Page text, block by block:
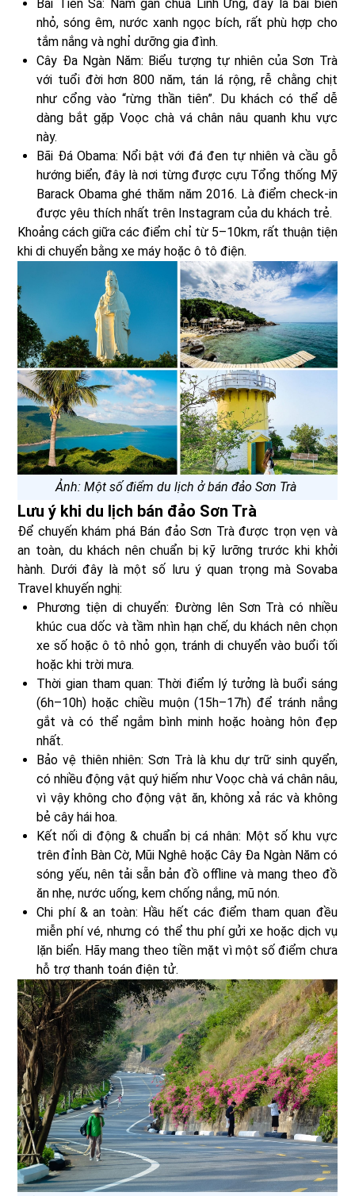
Bãi Tiên Sa: Nằm gần chùa Linh Ứng, đây là bãi biển
nhỏ, sóng êm, nước xanh ngọc bích, rất phù hợp cho
tắm nắng và nghỉ dưỡng gia đình.
Cây Đa Ngàn Năm: Biểu tượng tự nhiên của Sơn Trà
với tuổi đời hơn 800 năm, tán lá rộng, rễ chằng chịt
như cổng vào “rừng thần tiên”. Du khách có thể dễ
dàng bắt gặp Voọc chà vá chân nâu quanh khu vực
này.
Bãi Đá Obama: Nổi bật với đá đen tự nhiên và cầu gỗ
hướng biển, đây là nơi từng được cựu Tổng thống Mỹ
Barack Obama ghé thăm năm 2016. Là điểm check-in
được yêu thích nhất trên Instagram của du khách trẻ.
Khoảng cách giữa các điểm chỉ từ 5–10km, rất thuận tiện
khi di chuyển bằng xe máy hoặc ô tô điện.
Ảnh: Một số điểm du lịch ở bán đảo Sơn Trà
Lưu ý khi du lịch bán đảo Sơn Trà
Để chuyến khám phá Bán đảo Sơn Trà được trọn vẹn và
an toàn, du khách nên chuẩn bị kỹ lưỡng trước khi khởi
hành. Dưới đây là một số lưu ý quan trọng mà Sovaba
Travel khuyến nghị:
Phương tiện di chuyển: Đường lên Sơn Trà có nhiều
khúc cua dốc và tầm nhìn hạn chế, du khách nên chọn
xe số hoặc ô tô nhỏ gọn, tránh di chuyển vào buổi tối
hoặc khi trời mưa.
Thời gian tham quan: Thời điểm lý tưởng là buổi sáng
(6h–10h) hoặc chiều muộn (15h–17h) để tránh nắng
gắt và có thể ngắm bình minh hoặc hoàng hôn đẹp
nhất.
Bảo vệ thiên nhiên: Sơn Trà là khu dự trữ sinh quyển,
có nhiều động vật quý hiếm như Voọc chà vá chân nâu,
vì vậy không cho động vật ăn, không xả rác và không
bẻ cây hái hoa.
Kết nối di động & chuẩn bị cá nhân: Một số khu vực
trên đỉnh Bàn Cờ, Mũi Nghê hoặc Cây Đa Ngàn Năm có
sóng yếu, nên tải sẵn bản đồ offline và mang theo đồ
ăn nhẹ, nước uống, kem chống nắng, mũ nón.
Chi phí & an toàn: Hầu hết các điểm tham quan đều
miễn phí vé, nhưng có thể thu phí gửi xe hoặc dịch vụ
lặn biển. Hãy mang theo tiền mặt vì một số điểm chưa
hỗ trợ thanh toán điện tử.